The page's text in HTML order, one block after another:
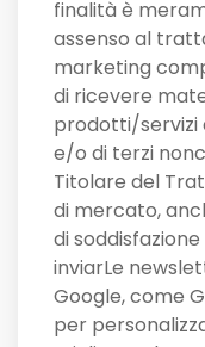
finalità è
assenso al
marketing
di ricevere
prodotti/servizi
e/o di terzi
Titolare del
di mercato,
di
inviarLe
Google, come
per